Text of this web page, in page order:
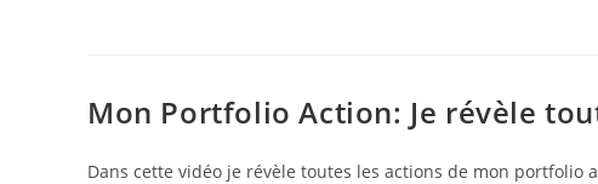
Mon Portfolio Action: Je révèle
Dans cette vidéo je révèle toutes les actions de mon